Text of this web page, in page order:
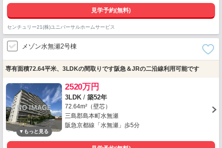
見学予約(無料)
センチュリー21(株)ユニバーサルホームサービス
メゾン水無瀬2号棟
専有面積72.64平米、3LDKの間取りです阪急＆JRの二沿線利用可能です
2520万円
3LDK / 築52年
72.64m²（壁芯）
三島郡島本町水無瀬
阪急京都線「水無瀬」歩5分